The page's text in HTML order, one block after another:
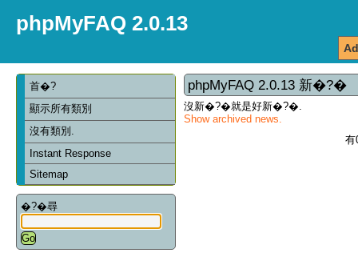
phpMyFAQ 2.0.13
首�?
顯示所有類別
沒有類別.
Instant Response
Sitemap
�?�尋
phpMyFAQ 2.0.13 新�?�
沒新�?�就是好新�?�.
Show archived news.
有